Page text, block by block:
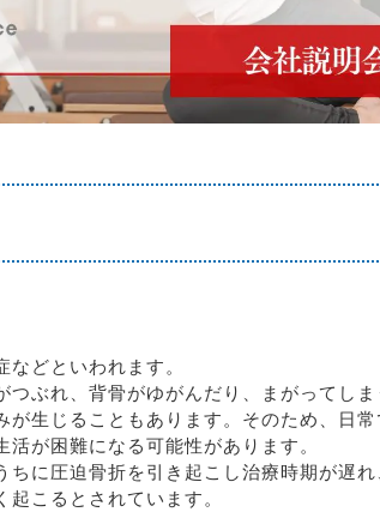
などといわれます。
ぶれ、背骨がゆがんだり、まがってしま
が生じることもあります。そのため、日
が困難になる可能性があります。
ちに圧迫骨折を引き起こし治療時期が遅
こるとされています。